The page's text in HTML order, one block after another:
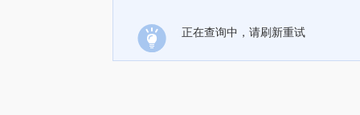
正在查询中，请刷新重试